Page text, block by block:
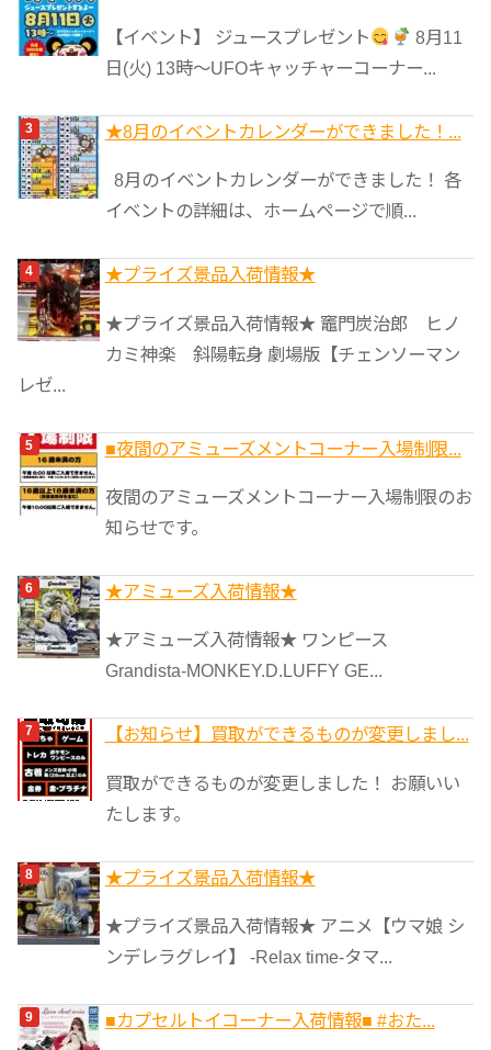
【イベント】 ジュースプレゼント
8月11
日(火) 13時〜UFOキャッチャーコーナー...
★8月のイベントカレンダーができました！...
8月のイベントカレンダーができました！ 各
イベントの詳細は、ホームページで順...
★プライズ景品入荷情報★
★プライズ景品入荷情報★ 竈門炭治郎 ヒノ
カミ神楽 斜陽転身 劇場版【チェンソーマン
レゼ...
■夜間のアミューズメントコーナー入場制限...
夜間のアミューズメントコーナー入場制限のお
知らせです。
★アミューズ入荷情報★
★アミューズ入荷情報★ ワンピース
Grandista-MONKEY.D.LUFFY GE...
【お知らせ】買取ができるものが変更しまし...
買取ができるものが変更しました！ お願いい
たします。
★プライズ景品入荷情報★
★プライズ景品入荷情報★ アニメ【ウマ娘 シ
ンデレラグレイ】 -Relax time-タマ...
■カプセルトイコーナー入荷情報■ #おた...